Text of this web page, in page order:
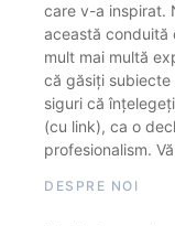
care v-a inspirat.
această conduită
mult mai multă
că găsiți subiecte
siguri că
(cu link), ca o
profesionalism.
DESPRE NOI